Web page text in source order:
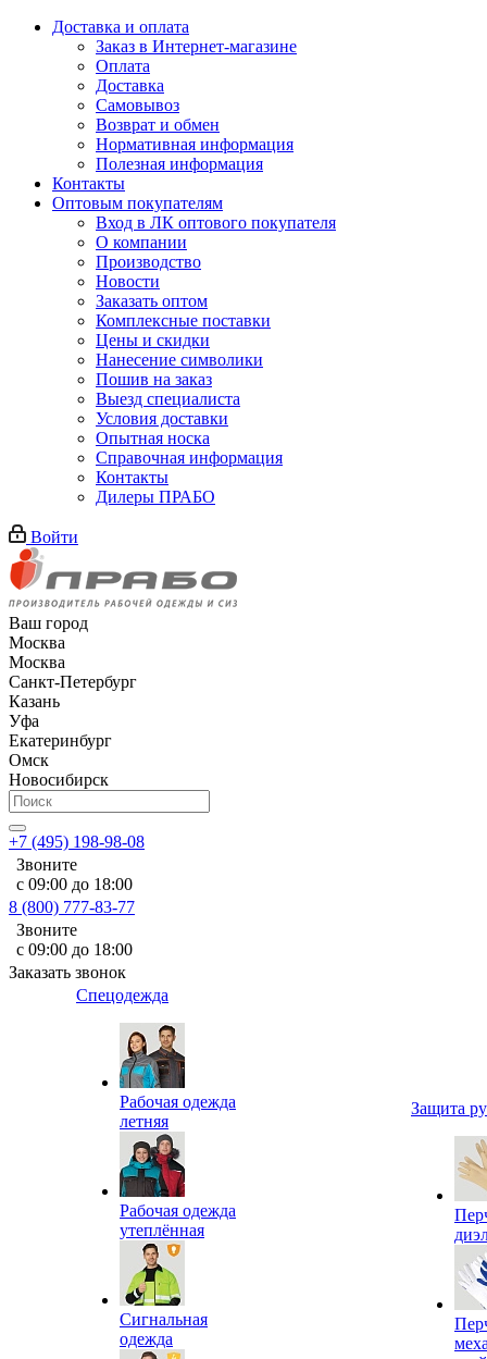
Доставка и оплата
Заказ в Интернет-магазине
Оплата
Доставка
Самовывоз
Возврат и обмен
Нормативная информация
Полезная информация
Контакты
Оптовым покупателям
Вход в ЛК оптового покупателя
О компании
Производство
Новости
Заказать оптом
Комплексные поставки
Цены и скидки
Нанесение символики
Пошив на заказ
Выезд специалиста
Условия доставки
Опытная носка
Справочная информация
Контакты
Дилеры ПРАБО
Войти
Ваш город
Москва
Москва
Санкт-Петербург
Казань
Уфа
Екатеринбург
Омск
Новосибирск
+7 (495) 198-98-08
Звоните
с 09:00 до 18:00
8 (800) 777-83-77
Звоните
с 09:00 до 18:00
Заказать звонок
Спецодежда
Рабочая одежда
летняя
Рабочая одежда
утеплённая
Сигнальная
одежда
Защита